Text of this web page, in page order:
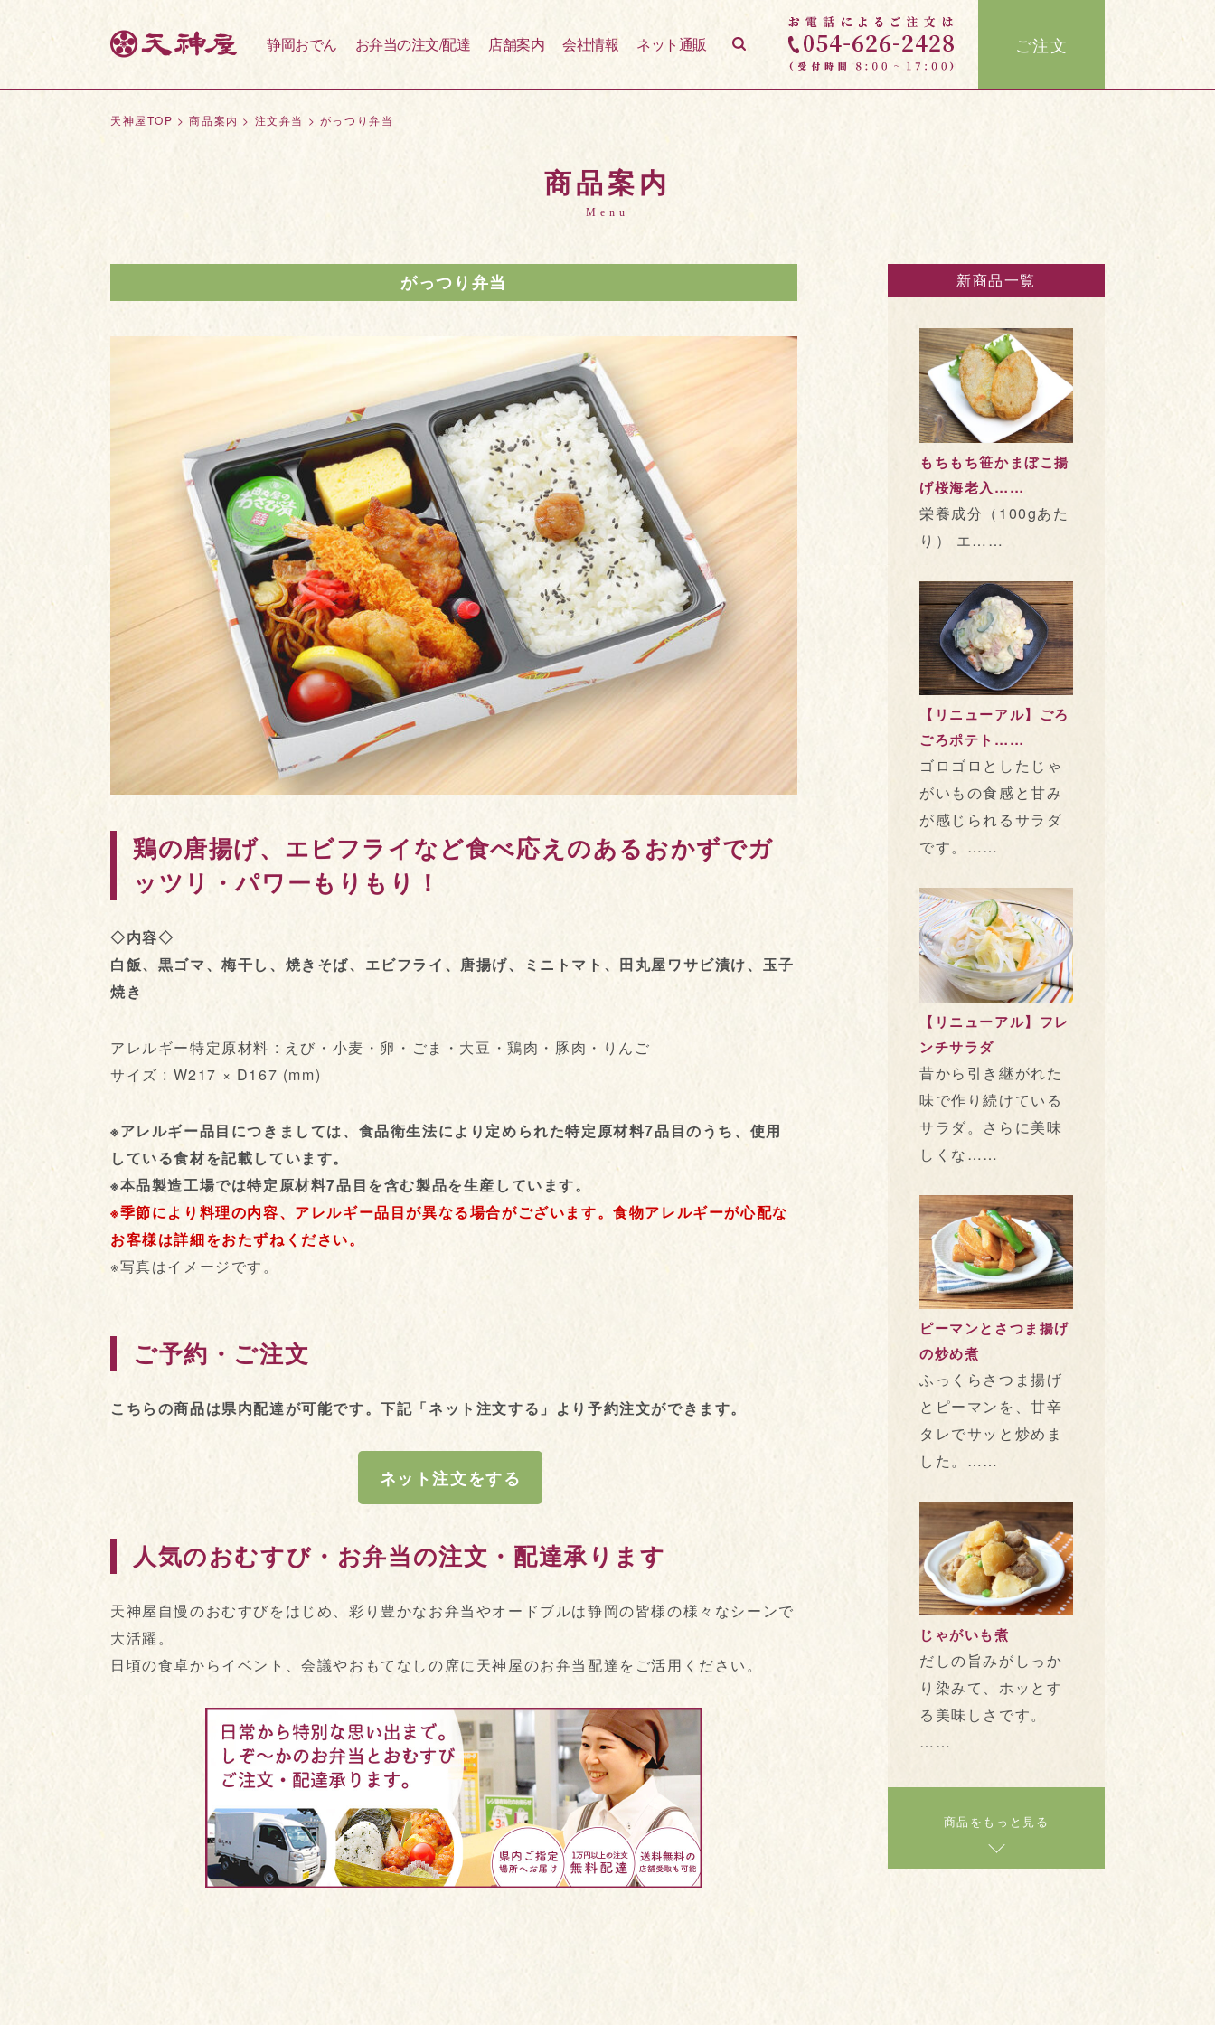
静岡おでん お弁当の注文/配達 店舗案内 会社情報 ネット通販 ご注文
天神屋TOP >商品案内 > 注文弁当 > がっつり弁当
商品案内
Menu
がっつり弁当
鶏の唐揚げ、エビフライなど食べ応えのあるおかずでガ
ッツリ・パワーもりもり！
◇内容◇
白飯、黒ゴマ、梅干し、焼きそば、エビフライ、唐揚げ、ミニトマト、田丸屋ワサビ漬け、玉子
焼き
アレルギー特定原材料 : えび・小麦・卵・ごま・大豆・鶏肉・豚肉・りんご
サイズ : W217 × D167 (mm)
※アレルギー品目につきましては、食品衛生法により定められた特定原材料7品目のうち、使用
している食材を記載しています。
※本品製造工場では特定原材料7品目を含む製品を生産しています。
※季節により料理の内容、アレルギー品目が異なる場合がございます。食物アレルギーが心配な
お客様は詳細をおたずねください。
※写真はイメージです。
ご予約・ご注文
こちらの商品は県内配達が可能です。下記「ネット注文する」より予約注文ができます。
ネット注文をする
人気のおむすび・お弁当の注文・配達承ります
天神屋自慢のおむすびをはじめ、彩り豊かなお弁当やオードブルは静岡の皆様の様々なシーンで
大活躍。
日頃の食卓からイベント、会議やおもてなしの席に天神屋のお弁当配達をご活用ください。
新商品一覧
もちもち笹かまぼこ揚
げ桜海老入……
栄養成分（100gあた
り） エ……
【リニューアル】ごろ
ごろポテト……
ゴロゴロとしたじゃ
がいもの食感と甘み
が感じられるサラダ
です。……
【リニューアル】フレ
ンチサラダ
昔から引き継がれた
味で作り続けている
サラダ。さらに美味
しくな……
ピーマンとさつま揚げ
の炒め煮
ふっくらさつま揚げ
とピーマンを、甘辛
タレでサッと炒めま
した。……
じゃがいも煮
だしの旨みがしっか
り染みて、ホッとす
る美味しさです。
……
商品をもっと見る